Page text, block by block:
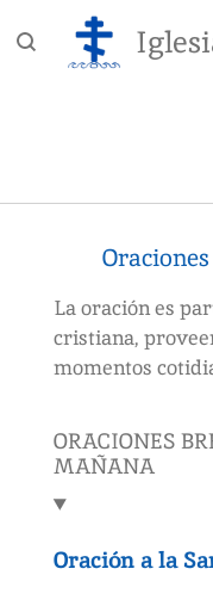
to
La oración es
cristiana,
momentos
ORACIONES
MAÑANA
Oración a la